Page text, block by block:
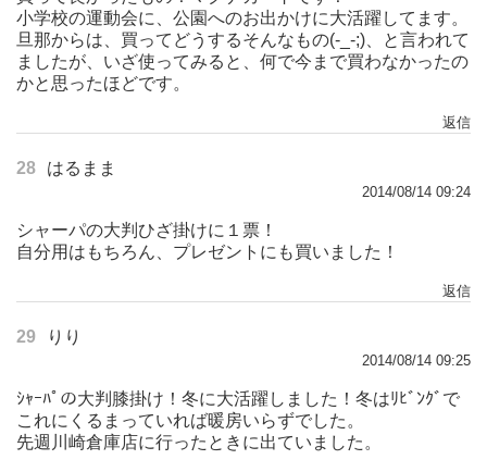
小学校の運動会に、公園へのお出かけに大活躍してます。
旦那からは、買ってどうするそんなもの(-_-;)、と言われて
ましたが、いざ使ってみると、何で今まで買わなかったの
かと思ったほどです。
返信
28 はるまま
2014/08/14 09:24
シャーパの大判ひざ掛けに１票！
自分用はもちろん、プレゼントにも買いました！
返信
29 りり
2014/08/14 09:25
ｼｬｰﾊﾟの大判膝掛け！冬に大活躍しました！冬はﾘﾋﾞﾝｸﾞで
これにくるまっていれば暖房いらずでした。
先週川崎倉庫店に行ったときに出ていました。